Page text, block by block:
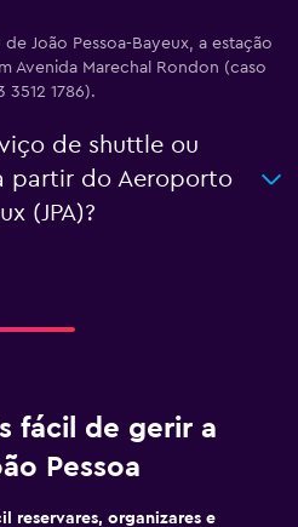
João Pessoa-Bayeux, a estação
Avenida Marechal Rondon (caso
1786).
de shuttle ou
partir do Aeroporto
(JPA)?
fácil de gerir a
Pessoa
reservares, organizares e